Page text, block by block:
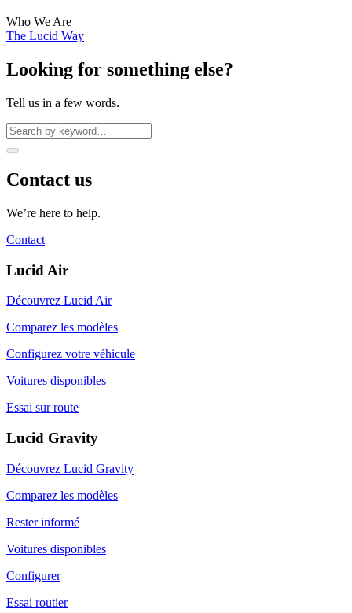
Who We Are
The Lucid Way
Looking for something else?
Tell us in a few words.
Contact us
We’re here to help.
Contact
Lucid Air
Découvrez Lucid Air
Comparez les modèles
Configurez votre véhicule
Voitures disponibles
Essai sur route
Lucid Gravity
Découvrez Lucid Gravity
Comparez les modèles
Rester informé
Voitures disponibles
Configurer
Essai routier